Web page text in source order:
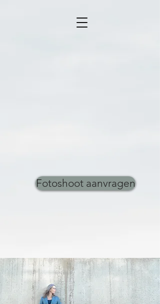
Fotoshoot aanvragen